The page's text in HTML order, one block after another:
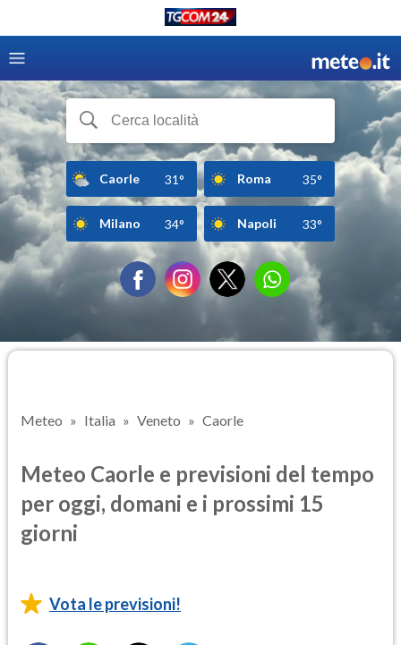
Caorle 31° Roma 35°
Milano 34° Napoli 33°
Meteo Italia Veneto Caorle
Meteo Caorle e previsioni del tempo
per oggi, domani e i prossimi 15
giorni
Vota le previsioni!